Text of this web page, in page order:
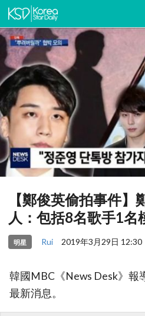
【鄭俊英偷拍事件
人：包括8名歌手1名
明星 Rui 2019年3月29日 12:30
韓國MBC《News Desk》報
最新消息。